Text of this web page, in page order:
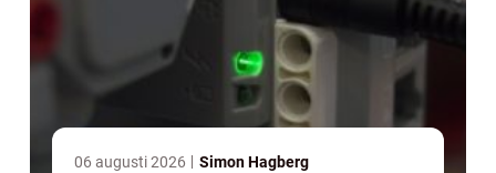
06 augusti 2026 Simon Hagberg